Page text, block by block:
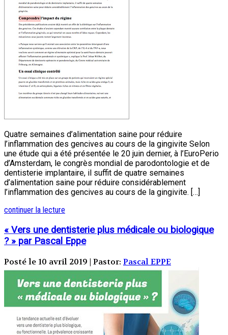
Quatre semaines d’alimentation saine pour réduire
l’inflammation des gencives au cours de la gingivite Selon
une étude qui a été présentée le 20 juin dernier, à l’EuroPerio
d’Amsterdam, le congrès mondial de parodontologie et de
dentisterie implantaire, il suffit de quatre semaines
d’alimentation saine pour réduire considérablement
l’inflammation des gencives au cours de la gingivite. […]
continuer la lecture
« Vers une dentisterie plus médicale ou biologique
? » par Pascal Eppe
Posté le 10 avril 2019 | Pastor: Pascal EPPE